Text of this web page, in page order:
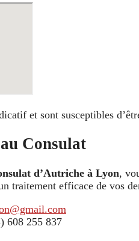
et sont susceptibles
Consulat
d’Autriche à Lyon,
traitement efficace de vos
608 255 837